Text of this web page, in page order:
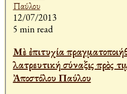
12/07/2013
5 min read
Μὲ ἐπιτυχία πραγματοποιήθηκε
λατρευτική σύναξις πρὸς
Ἀποστόλου Παύλου